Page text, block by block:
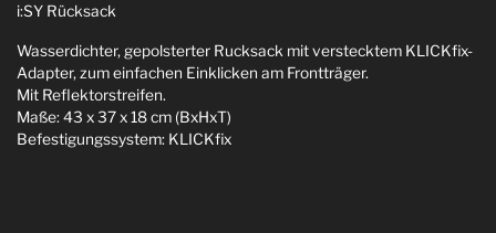
i:SY Rücksack
Wasserdichter, gepolsterter Rucksack mit verstecktem KLICKfix-
Adapter, zum einfachen Einklicken am Frontträger.
Mit Reflektorstreifen.
Maße: 43 x 37 x 18 cm (BxHxT)
Befestigungssystem: KLICKfix